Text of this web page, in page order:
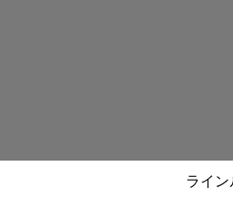
ライン